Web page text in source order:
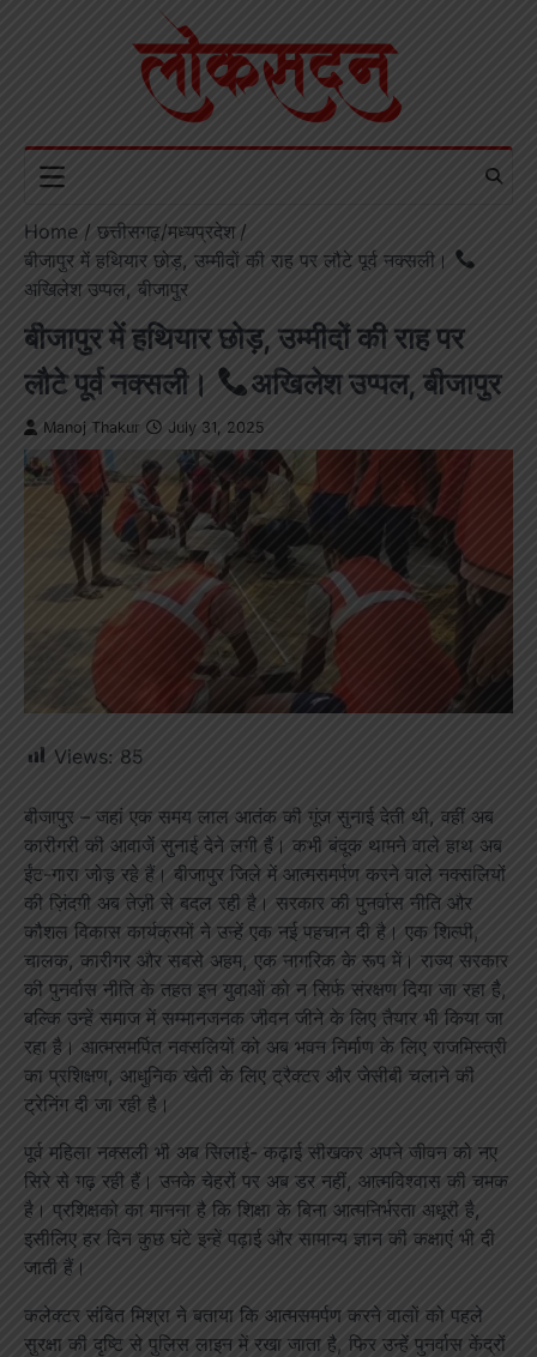
Home
छत्तीसगढ़/मध्यप्रदेश
बीजापुर में हथियार छोड़, उम्मीदों की राह पर लौटे पूर्व नक्सली।
अखिलेश उप्पल, बीजापुर
बीजापुर में हथियार छोड़, उम्मीदों की राह पर
लौटे पूर्व नक्सली।
अखिलेश उप्पल, बीजापुर
Manoj Thakur July 31, 2025
Views: 85
बीजापुर – जहां एक समय लाल आतंक की गूंज सुनाई देती थी, वहीं अब
कारीगरी की आवाजें सुनाई देने लगी हैं। कभी बंदूक थामने वाले हाथ अब
ईंट-गारा जोड़ रहे हैं। बीजापुर जिले में आत्मसमर्पण करने वाले नक्सलियों
की ज़िंदगी अब तेज़ी से बदल रही है। सरकार की पुनर्वास नीति और
कौशल विकास कार्यक्रमों ने उन्हें एक नई पहचान दी है। एक शिल्पी,
चालक, कारीगर और सबसे अहम, एक नागरिक के रूप में। राज्य सरकार
की पुनर्वास नीति के तहत इन युवाओं को न सिर्फ संरक्षण दिया जा रहा है,
बल्कि उन्हें समाज में सम्मानजनक जीवन जीने के लिए तैयार भी किया जा
रहा है। आत्मसमर्पित नक्सलियों को अब भवन निर्माण के लिए राजमिस्त्री
का प्रशिक्षण, आधुनिक खेती के लिए ट्रैक्टर और जेसीबी चलाने की
ट्रेनिंग दी जा रही है।
पूर्व महिला नक्सली भी अब सिलाई- कढ़ाई सीखकर अपने जीवन को नए
सिरे से गढ़ रही हैं। उनके चेहरों पर अब डर नहीं, आत्मविश्वास की चमक
है। प्रशिक्षको का मानना है कि शिक्षा के बिना आत्मनिर्भरता अधूरी है,
इसीलिए हर दिन कुछ घंटे इन्हें पढ़ाई और सामान्य ज्ञान की कक्षाएं भी दी
जाती हैं।
कलेक्टर संबित मिश्रा ने बताया कि आत्मसमर्पण करने वालों को पहले
सुरक्षा की दृष्टि से पुलिस लाइन में रखा जाता है, फिर उन्हें पुनर्वास केंद्रों